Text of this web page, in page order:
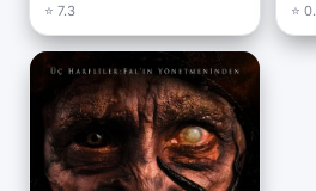
Detaylar
Hasan Karacadağ, bu filmde
denemediği bir anlatım dili
plan sekanslar ve minimal
ilerleyen sahneler, izleyiciyi
⭐ 7.3 ⭐